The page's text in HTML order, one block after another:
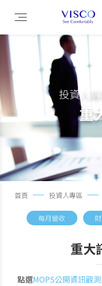
投資人
重
首頁 投資人專區
每月營收
重大
點選MOPS公開資訊觀